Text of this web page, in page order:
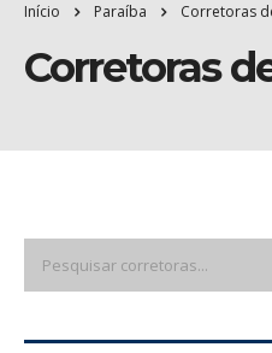
Início Paraíba Corretoras
Corretoras